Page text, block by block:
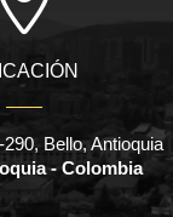
Bello, Antioquia
- Colombia